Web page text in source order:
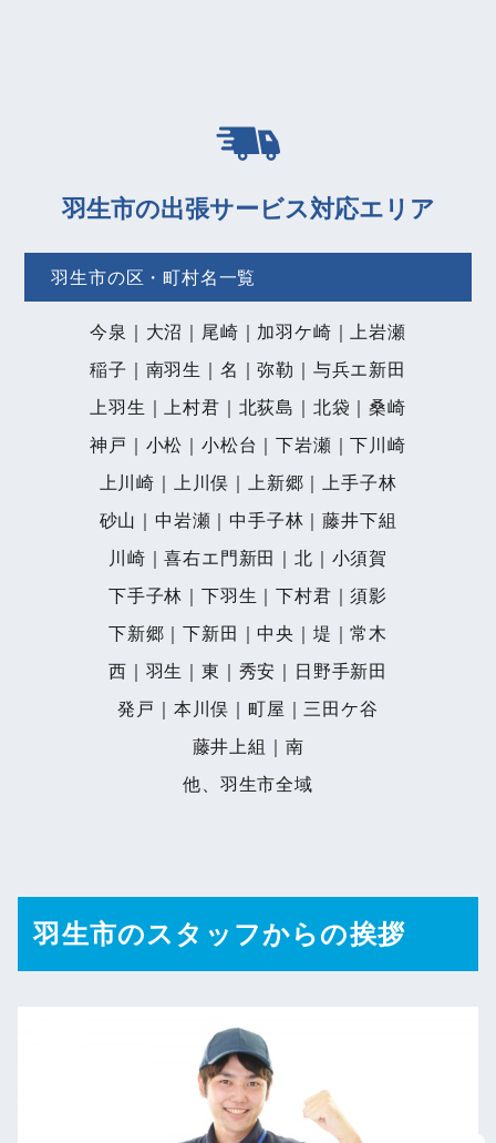
羽生市の出張サービス対応エリア
羽生市の区・町村名一覧
今泉｜大沼｜尾崎｜加羽ケ崎｜上岩瀬
稲子｜南羽生｜名｜弥勒｜与兵エ新田
上羽生｜上村君｜北荻島｜北袋｜桑崎
神戸｜小松｜小松台｜下岩瀬｜下川崎
上川崎｜上川俣｜上新郷｜上手子林
砂山｜中岩瀬｜中手子林｜藤井下組
川崎｜喜右エ門新田｜北｜小須賀
下手子林｜下羽生｜下村君｜須影
下新郷｜下新田｜中央｜堤｜常木
西｜羽生｜東｜秀安｜日野手新田
発戸｜本川俣｜町屋｜三田ケ谷
藤井上組｜南
他、羽生市全域
羽生市のスタッフからの挨拶